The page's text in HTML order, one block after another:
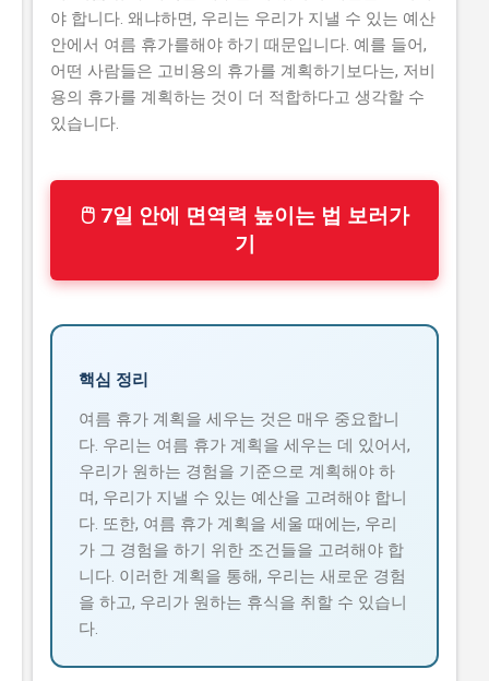
야 합니다. 왜냐하면, 우리는 우리가 지낼 수 있는 예산
안에서 여름 휴가를해야 하기 때문입니다. 예를 들어,
어떤 사람들은 고비용의 휴가를 계획하기보다는, 저비
용의 휴가를 계획하는 것이 더 적합하다고 생각할 수
있습니다.
🖱 7일 안에 면역력 높이는 법 보러가
기
핵심 정리
여름 휴가 계획을 세우는 것은 매우 중요합니
다. 우리는 여름 휴가 계획을 세우는 데 있어서,
우리가 원하는 경험을 기준으로 계획해야 하
며, 우리가 지낼 수 있는 예산을 고려해야 합니
다. 또한, 여름 휴가 계획을 세울 때에는, 우리
가 그 경험을 하기 위한 조건들을 고려해야 합
니다. 이러한 계획을 통해, 우리는 새로운 경험
을 하고, 우리가 원하는 휴식을 취할 수 있습니
다.